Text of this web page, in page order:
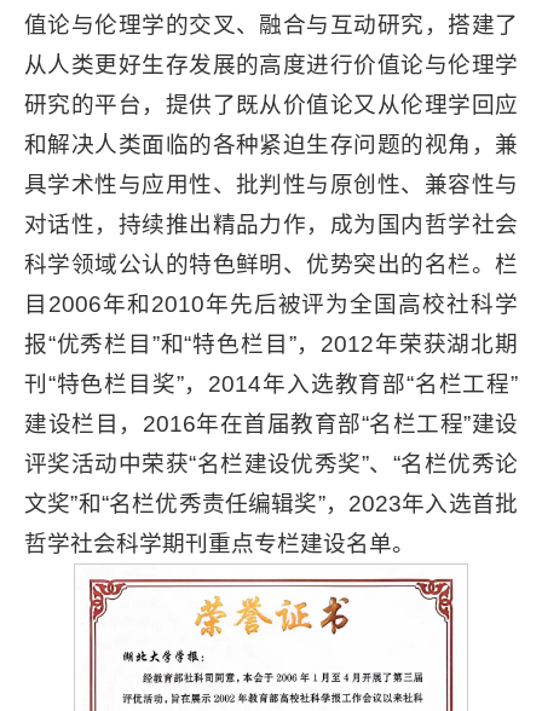
值论与伦理学的交叉、融合与互动研究，搭建了
从人类更好生存发展的高度进行价值论与伦理学
研究的平台，提供了既从价值论又从伦理学回应
和解决人类面临的各种紧迫生存问题的视角，兼
具学术性与应用性、批判性与原创性、兼容性与
对话性，持续推出精品力作，成为国内哲学社会
科学领域公认的特色鲜明、优势突出的名栏。栏
目2006年和2010年先后被评为全国高校社科学
报“优秀栏目”和“特色栏目”，2012年荣获湖北期
刊“特色栏目奖”，2014年入选教育部“名栏工程”
建设栏目，2016年在首届教育部“名栏工程”建设
评奖活动中荣获“名栏建设优秀奖”、“名栏优秀论
文奖”和“名栏优秀责任编辑奖”，2023年入选首批
哲学社会科学期刊重点专栏建设名单。